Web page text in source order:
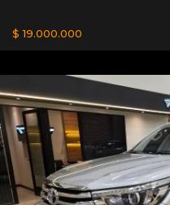
$ 19.000.000